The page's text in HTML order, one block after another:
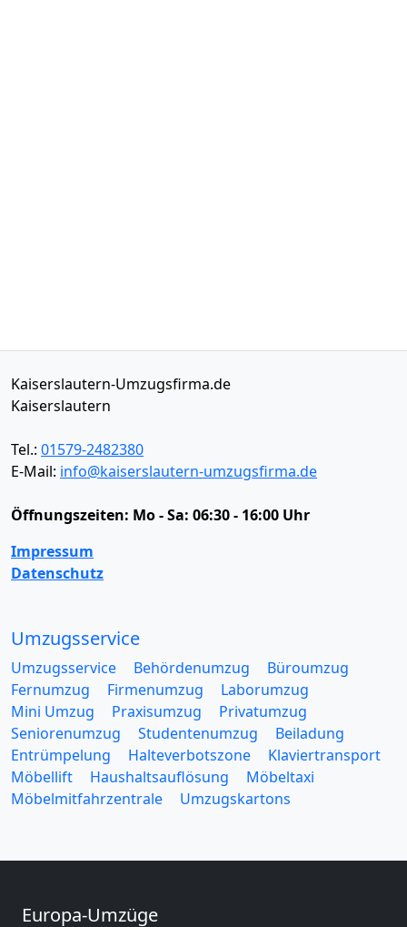
Kaiserslautern-Umzugsfirma.de
Kaiserslautern
Tel.: 01579-2482380
E-Mail: info@kaiserslautern-umzugsfirma.de
Öffnungszeiten: Mo - Sa: 06:30 - 16:00 Uhr
Impressum
Datenschutz
Umzugsservice
Umzugsservice Behördenumzug
Büroumzug
Fernumzug
Firmenumzug
Laborumzug
Mini Umzug
Praxisumzug
Privatumzug
Seniorenumzug
Studentenumzug
Beiladung
Entrümpelung
Halteverbotszone
Klaviertransport
Möbellift
Haushaltsauflösung
Möbeltaxi
Möbelmitfahrzentrale
Umzugskartons
Europa-Umzüge